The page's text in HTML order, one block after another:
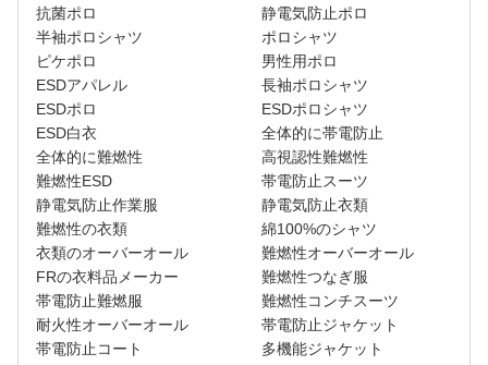
抗菌ポロ
静電気防止ポロ
半袖ポロシャツ
ポロシャツ
ピケポロ
男性用ポロ
ESDアパレル
長袖ポロシャツ
ESDポロ
ESDポロシャツ
ESD白衣
全体的に帯電防止
全体的に難燃性
高視認性難燃性
難燃性ESD
帯電防止スーツ
静電気防止作業服
静電気防止衣類
難燃性の衣類
綿100%のシャツ
衣類のオーバーオール
難燃性オーバーオール
FRの衣料品メーカー
難燃性つなぎ服
帯電防止難燃服
難燃性コンチスーツ
耐火性オーバーオール
帯電防止ジャケット
帯電防止コート
多機能ジャケット